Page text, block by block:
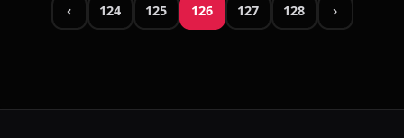
‹ 124 125 126 127 128 ›